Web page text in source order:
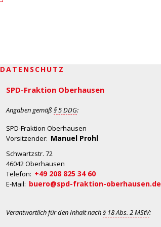
DATENSCHUTZ
SPD-Fraktion Oberhausen
Angaben gemäß § 5 DDG:
SPD-Fraktion Oberhausen
Vorsitzender: Manuel Prohl
Schwartzstr. 72
46042 Oberhausen
Telefon: +49 208 825 34 60
E-Mail: buero@spd-fraktion-oberhausen.de
Verantwortlich für den Inhalt nach§ 18 Abs. 2 MStV: